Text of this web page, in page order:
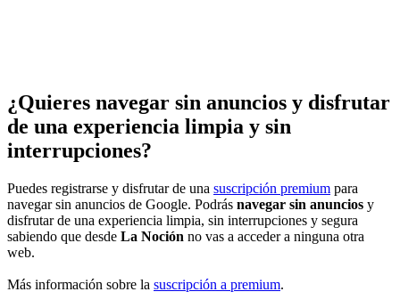
¿Quieres navegar sin anuncios y disfrutar
de una experiencia limpia y sin
interrupciones?
Puedes registrarse y disfrutar de una suscripción premium para
navegar sin anuncios de Google. Podrás navegar sin anuncios y
disfrutar de una experiencia limpia, sin interrupciones y segura
sabiendo que desde La Noción no vas a acceder a ninguna otra
web.
Más información sobre la suscripción a premium.